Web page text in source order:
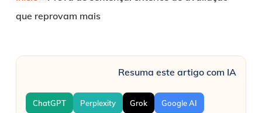
que reprovam mais
Resuma este artigo com IA
ChatGPT Perplexity Grok Google AI